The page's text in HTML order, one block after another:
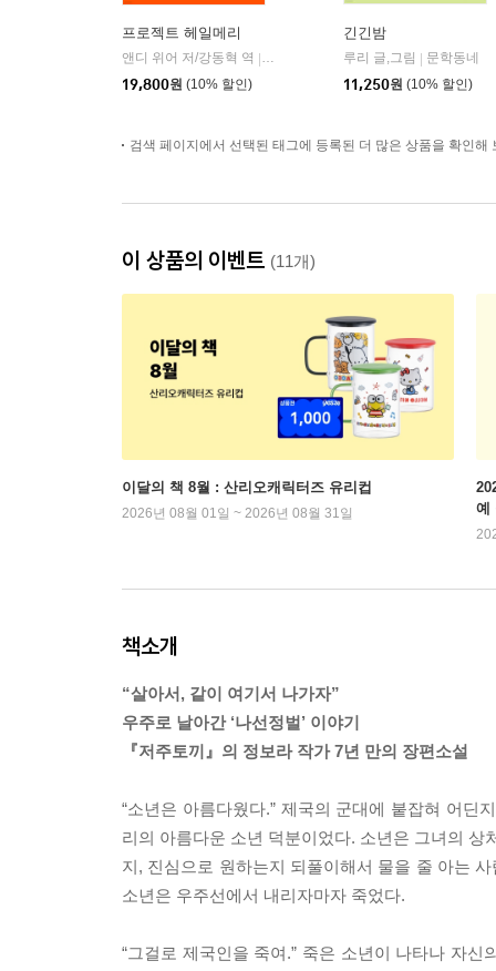
프로젝트 헤일메리
앤디 위어 저/강동혁 역
알에이치코리아(RHK)
19,800원 (10% 할인)
긴긴밤
루리 글,그림
문학동네
11,250원 (10% 할인)
검색 페이지에서 선택된 태그에 등록된 더 많은 상품을 확인해
이 상품의 이벤트 (11개)
이달의 책 8월 : 산리오캐릭터즈 유리컵
2026년 08월 01일 ~ 2026년 08월 31일
예
책소개
“살아서, 같이 여기서 나가자”
우주로 날아간 ‘나선정벌’ 이야기
『저주토끼』의 정보라 작가 7년 만의 장편소설
“소년은 아름다웠다.” 제국의 군대에 붙잡혀 어
리의 아름다운 소년 덕분이었다. 소년은 그녀의
지, 진심으로 원하는지 되풀이해서 물을 줄 아는
소년은 우주선에서 내리자마자 죽었다.
“그걸로 제국인을 죽여.” 죽은 소년이 나타나 자